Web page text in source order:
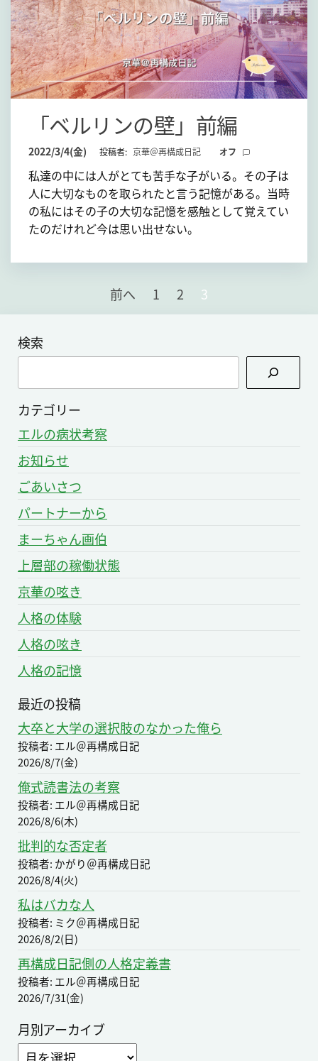
「ベルリンの壁」前編
2022/3/4(金) 投稿者: 京華＠再構成日記 オフ
私達の中には人がとても苦手な子がいる。その子は
人に大切なものを取られたと言う記憶がある。当時
の私にはその子の大切な記憶を感触として覚えてい
たのだけれど今は思い出せない。
稿
の
ペ
ー
ジ
送
り
前へ 1 2 3
検索
索
カテゴリー
エルの病状考察
お知らせ
ごあいさつ
パートナーから
まーちゃん画伯
上層部の稼働状態
京華の呟き
人格の体験
人格の呟き
人格の記憶
最近の投稿
大卒と大学の選択肢のなかった俺ら
投稿者: エル＠再構成日記
2026/8/7(金)
俺式読書法の考察
投稿者: エル＠再構成日記
2026/8/6(木)
批判的な否定者
投稿者: かがり＠再構成日記
2026/8/4(火)
私はバカな人
投稿者: ミク＠再構成日記
2026/8/2(日)
再構成日記側の人格定義書
投稿者: エル＠再構成日記
2026/7/31(金)
月別アーカイブ
ア